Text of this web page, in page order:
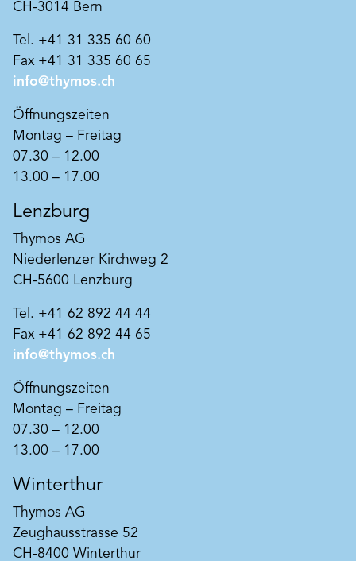
CH-3014 Bern
Tel. +41 31 335 60 60
Fax +41 31 335 60 65
info@thymos.ch
Öffnungszeiten
Montag – Freitag
07.30 – 12.00
13.00 – 17.00
Lenzburg
Thymos AG
Niederlenzer Kirchweg 2
CH-5600 Lenzburg
Tel. +41 62 892 44 44
Fax +41 62 892 44 65
info@thymos.ch
Öffnungszeiten
Montag – Freitag
07.30 – 12.00
13.00 – 17.00
Winterthur
Thymos AG
Zeughausstrasse 52
CH-8400 Winterthur